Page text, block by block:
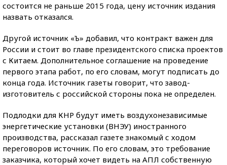
состоится не раньше 2015 года, цену источник издания
назвать отказался.
Другой источник «Ъ» добавил, что контракт важен для
России и стоит во главе президентского списка проектов
с Китаем. Дополнительное соглашение на проведение
первого этапа работ, по его словам, могут подписать до
конца года. Источник газеты говорит, что завод-
изготовитель с российской стороны пока не определен.
Подлодки для КНР будут иметь воздухонезависимые
энергетические установки (ВНЭУ) иностранного
производства, рассказал газете знакомый с ходом
переговоров источник. По его словам, это требование
заказчика, который хочет видеть на АПЛ собственную